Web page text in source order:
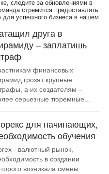
следите за обновлениями в
стремится предоставлять
успешного бизнеса в нашем
друга в
– заплатишь
финансовых
грозят крупные
а их создателям –
серьезные тюремные...
для начинающих,
обучения
- валютный рынок,
в создании
возникала смены